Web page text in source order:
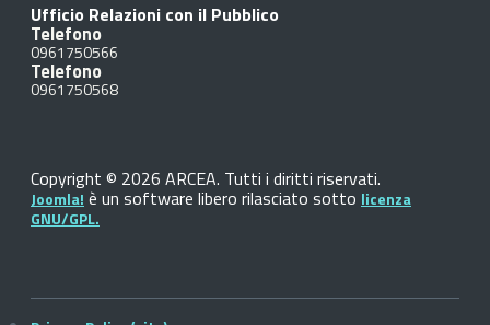
Ufficio Relazioni con il Pubblico
Telefono
0961750566
Telefono
0961750568
Copyright © 2026 ARCEA. Tutti i diritti riservati.
Joomla! è un software libero rilasciato sotto licenza
GNU/GPL.